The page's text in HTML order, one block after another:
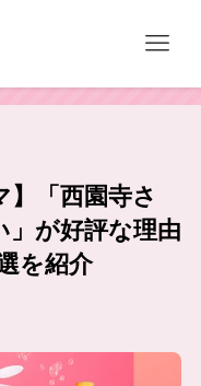
】「西園寺さ
」が好評な理由
を紹介